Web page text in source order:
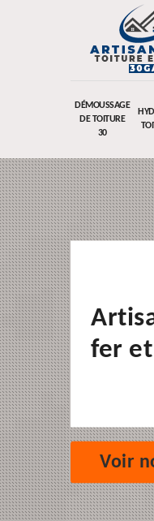
DÉMOUSSAGE
DE TOITURE
30
fer
Voir